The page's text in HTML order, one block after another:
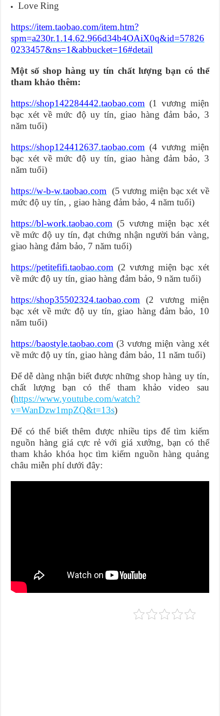
Love Ring
https://item.taobao.com/item.htm?
spm=a230r.1.14.62.966d34b4OAiX0q&id=57826
0233457&ns=1&abbucket=16#detail
Một số shop hàng uy tín chất lượng bạn có thể
tham khảo thêm:
https://shop142284442.taobao.com (1 vương miện
bạc xét về mức độ uy tín, giao hàng đảm bảo, 3
năm tuổi)
https://shop124412637.taobao.com (4 vương miện
bạc xét về mức độ uy tín, giao hàng đảm bảo, 3
năm tuổi)
https://w-b-w.taobao.com (5 vương miện bạc xét về
mức độ uy tín, , giao hàng đảm bảo, 4 năm tuổi)
https://bl-work.taobao.com (5 vương miện bạc xét
về mức độ uy tín, đạt chứng nhận người bán vàng,
giao hàng đảm bảo, 7 năm tuổi)
https://petitefifi.taobao.com (2 vương miện bạc xét
về mức độ uy tín, giao hàng đảm bảo, 9 năm tuổi)
https://shop35502324.taobao.com (2 vương miện
bạc xét về mức độ uy tín, giao hàng đảm bảo, 10
năm tuổi)
https://baostyle.taobao.com (3 vương miện vàng xét
về mức độ uy tín, giao hàng đảm bảo, 11 năm tuổi)
Để dễ dàng nhận biết được những shop hàng uy tín,
chất lượng bạn có thể tham khảo video sau
(https://www.youtube.com/watch?
v=WanDzw1mpZQ&t=13s)
Để có thể biết thêm được nhiều tips để tìm kiếm
nguồn hàng giá cực rẻ với giá xưởng, bạn có thể
tham khảo khóa học tìm kiếm nguồn hàng quảng
châu miễn phí dưới đây: